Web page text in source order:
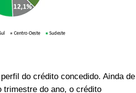
do crédito concedido. Ainda de
trimestre do ano, o crédito